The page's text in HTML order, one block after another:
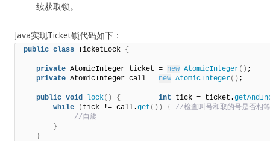
续获取锁。
Java实现Ticket锁代码如下：
public class TicketLock {
private AtomicInteger ticket = new AtomicInteger() ;
private AtomicInteger call = new AtomicInteger() ;
public void lock() { int tick = ticket.
while
( tick != call.get ()) {
//检查叫号和取的
//自旋
}
}